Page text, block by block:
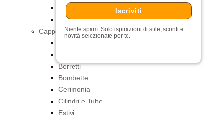
Iscriviti
Niente spam. Solo ispirazioni di stile, sconti e
novità selezionate per te.
Turbanti
Universitari
Cappelli per Lui
Berretti
Bombette
Cerimonia
Cilindri e Tube
Estivi